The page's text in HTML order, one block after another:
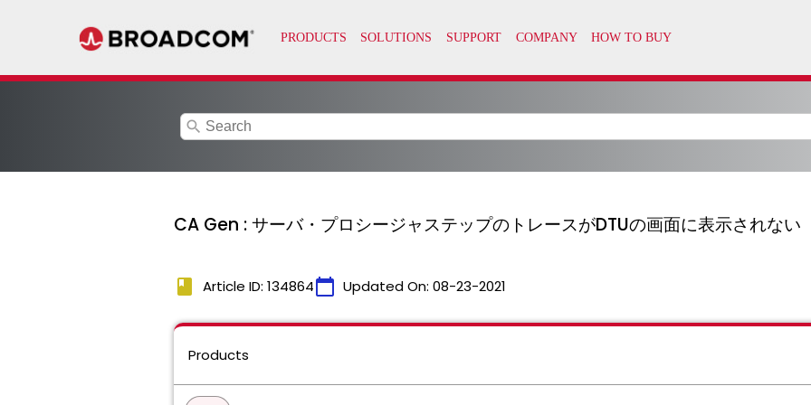
search
CA Gen : サーバ・プロシージャステップのトレースがDTUの画面に表示されない
book Article ID: 134864calendar_today Updated On: 08-23-2021
Products